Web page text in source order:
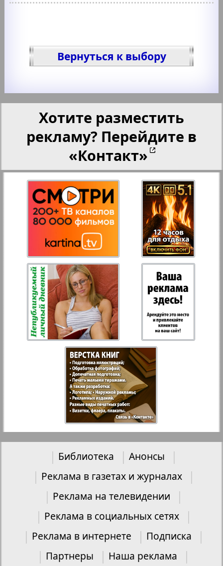
Вернуться к выбору
Хотите разместить
рекламу? Перейдите в
«Контакт»
Библиотека
Анонсы
Реклама в газетах и журналах
Реклама на телевидении
Реклама в социальных сетях
Реклама в интернете
Подписка
Партнеры
Наша реклама